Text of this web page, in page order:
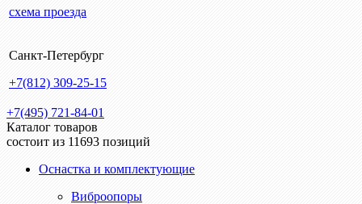
схема проезда
Санкт-Петербург
+7(812) 309-25-15
+7(495) 721-84-01
Каталог товаров
состоит из 11693 позиций
Оснастка и комплектующие
Виброопоры